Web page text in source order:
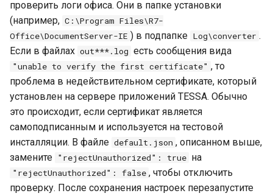
проверить логи офиса. Они в папке установки
(например, C:\Program Files\R7-
Office\DocumentServer-IE ) в подпапке Log\converter .
Если в файлах out***.log есть сообщения вида
"unable to verify the first certificate" , то
проблема в недействительном сертификате, который
установлен на сервере приложений TESSA. Обычно
это происходит, если сертификат является
самоподписанным и используется на тестовой
инсталляции. В файле default.json , описанном выше,
замените "rejectUnauthorized": true на
"rejectUnauthorized": false , чтобы отключить
проверку. После сохранения настроек перезапустите